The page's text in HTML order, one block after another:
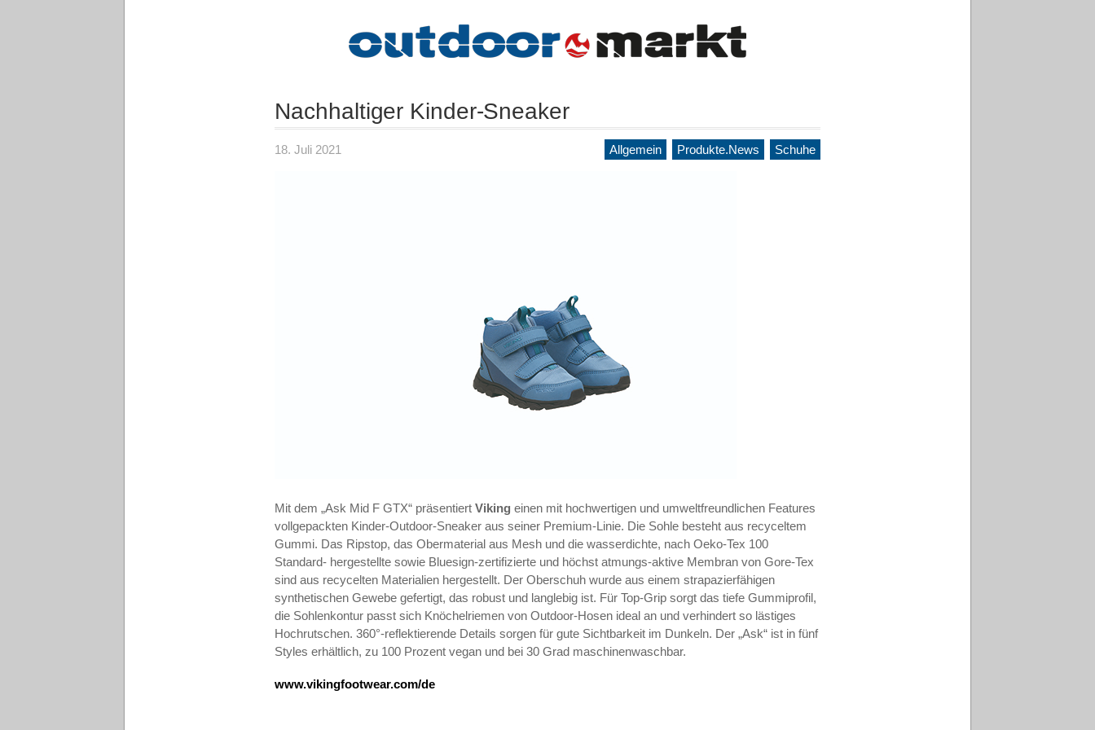
Nachhaltiger Kinder-Sneaker
18. Juli 2021 Allgemein Produkte.News Schuhe
Mit dem „Ask Mid F GTX“ präsentiertViking einen mit hochwertigen und umweltfreundlichen Features
vollgepackten Kinder-Outdoor-Sneaker aus seiner Premium-Linie. Die Sohle besteht aus recyceltem
Gummi. Das Ripstop, das Obermaterial aus Mesh und die wasserdichte, nach Oeko-Tex 100
Standard- hergestellte sowie Bluesign-zertifizierte und höchst atmungs-aktive Membran von Gore-Tex
sind aus recycelten Materialien hergestellt. Der Oberschuh wurde aus einem strapazierfähigen
synthetischen Gewebe gefertigt, das robust und langlebig ist. Für Top-Grip sorgt das tiefe Gummiprofil,
die Sohlenkontur passt sich Knöchelriemen von Outdoor-Hosen ideal an und verhindert so lästiges
Hochrutschen. 360°-reflektierende Details sorgen für gute Sichtbarkeit im Dunkeln. Der „Ask“ ist in fünf
Styles erhältlich, zu 100 Prozent vegan und bei 30 Grad maschinenwaschbar.
www.vikingfootwear.com/de